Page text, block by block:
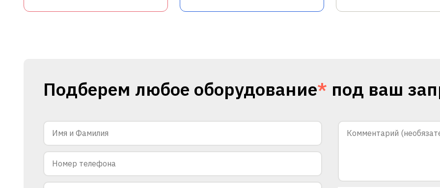
Подберем любое оборудование* под ваш